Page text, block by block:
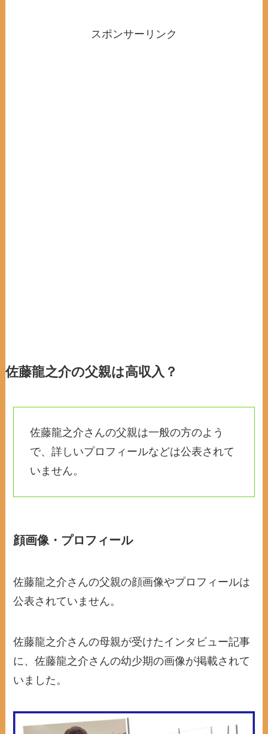
スポンサーリンク
佐藤龍之介の父親は高収入？
佐藤龍之介さんの父親は一般の方のよう
で、詳しいプロフィールなどは公表されて
いません。
顔画像・プロフィール
佐藤龍之介さんの父親の顔画像やプロフィールは
公表されていません。
佐藤龍之介さんの母親が受けたインタビュー記事
に、佐藤龍之介さんの幼少期の画像が掲載されて
いました。